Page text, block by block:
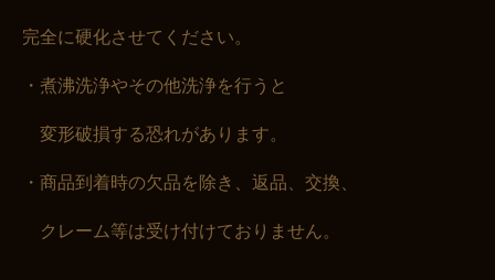
完全に硬化させてください。
・煮沸洗浄やその他洗浄を行うと
変形破損する恐れがあります。
・商品到着時の欠品を除き、返品、交換、
クレーム等は受け付けておりません。